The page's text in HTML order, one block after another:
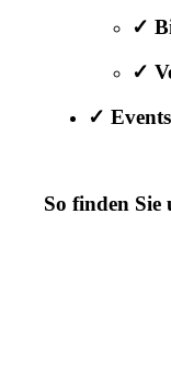
✓
✓
✓ Events
So finden Sie